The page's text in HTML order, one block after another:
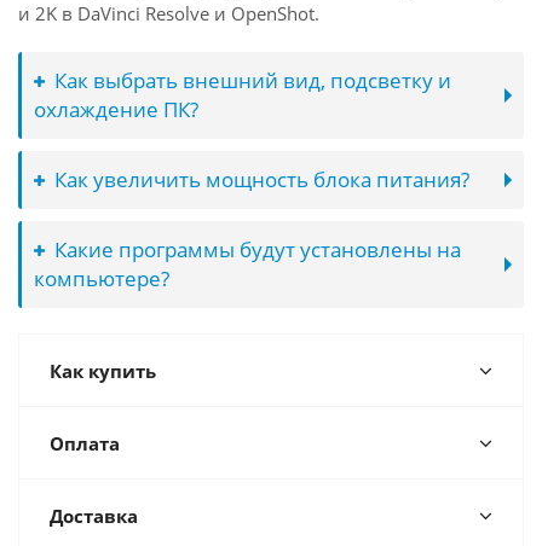
и 2K в DaVinci Resolve и OpenShot.
Как выбрать внешний вид, подсветку и
охлаждение ПК?
Как увеличить мощность блока питания?
Какие программы будут установлены на
компьютере?
Как купить
Оплата
Доставка